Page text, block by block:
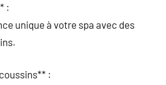
:
unique à votre spa avec des
: